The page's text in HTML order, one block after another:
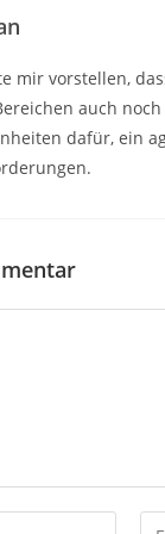
mir vorstellen,
auch
dafür, ein
Gib